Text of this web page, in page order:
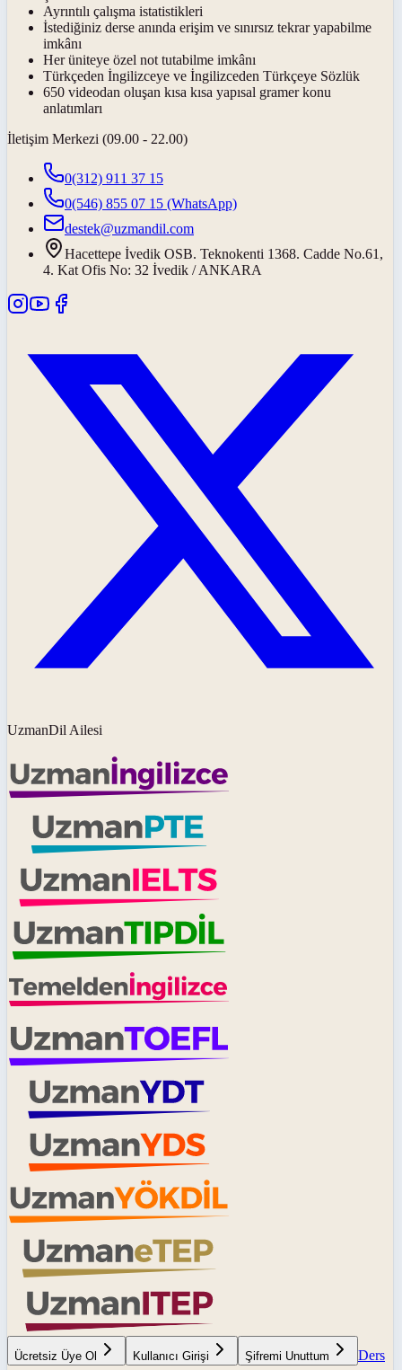
Ayrıntılı çalışma istatistikleri
İstediğiniz derse anında erişim ve sınırsız tekrar yapabilme
imkânı
Her üniteye özel not tutabilme imkânı
Türkçeden İngilizceye ve İngilizceden Türkçeye Sözlük
650 videodan oluşan kısa kısa yapısal gramer konu
anlatımları
İletişim Merkezi (09.00 - 22.00)
0(312) 911 37 15
0(546) 855 07 15 (WhatsApp)
destek@uzmandil.com
Hacettepe İvedik OSB. Teknokenti 1368. Cadde No.61,
4. Kat Ofis No: 32 İvedik / ANKARA
UzmanDil Ailesi
Ücretsiz Üye Ol Kullanıcı Girişi Şifremi Unuttum
Ders